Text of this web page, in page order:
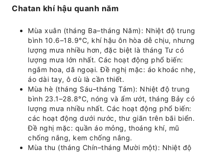
Chatan khí hậu quanh năm
Mùa xuân (tháng Ba–tháng Năm): Nhiệt độ trung
bình 10.6–18.9°C, khí hậu ôn hòa dễ chịu, nhưng
lượng mưa nhiều hơn, đặc biệt là tháng Tư có
lượng mưa lớn nhất. Các hoạt động phổ biến:
ngắm hoa, dã ngoại. Đề nghị mặc: áo khoác nhẹ,
áo dài tay, ô dù là cần thiết.
Mùa hè (tháng Sáu–tháng Tám): Nhiệt độ trung
bình 23.1–28.8°C, nóng và ẩm ướt, tháng Bảy có
lượng mưa nhiều nhất. Các hoạt động phổ biến:
các hoạt động dưới nước, thư giãn trên bãi biển.
Đề nghị mặc: quần áo mỏng, thoáng khí, mũ
chống nắng, kem chống nắng.
Mùa thu (tháng Chín–tháng Mười một): Nhiệt độ